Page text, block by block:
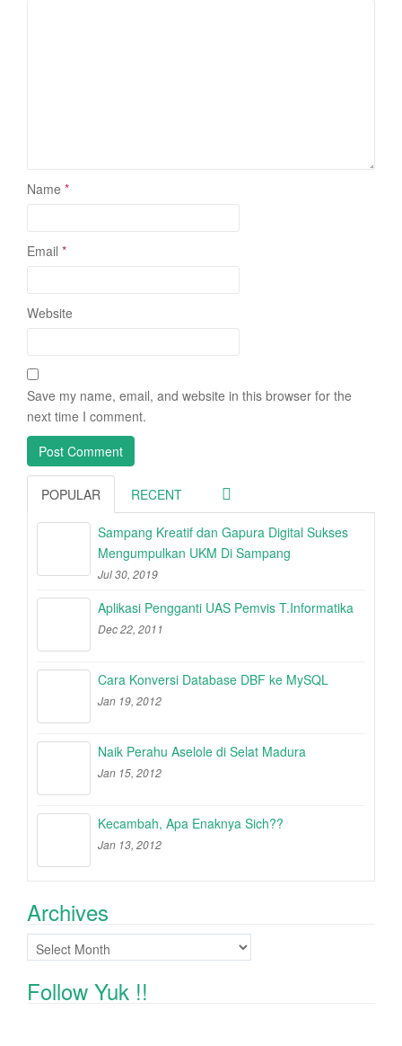
Name *
Email *
Website
Save my name, email, and website in this browser for the
next time I comment.
POPULAR RECENT
Sampang Kreatif dan Gapura Digital Sukses
Mengumpulkan UKM Di Sampang
Jul 30, 2019
Aplikasi Pengganti UAS Pemvis T.Informatika
Dec 22, 2011
Cara Konversi Database DBF ke MySQL
Jan 19, 2012
Naik Perahu Aselole di Selat Madura
Jan 15, 2012
Kecambah, Apa Enaknya Sich??
Jan 13, 2012
Archives
Archives
Follow Yuk !!